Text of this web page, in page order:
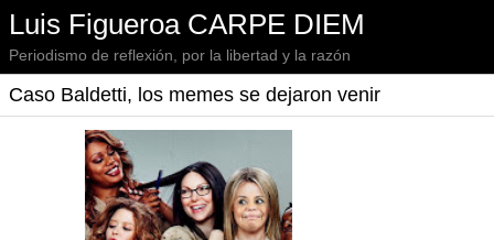
Luis Figueroa CARPE DIEM
Periodismo de reflexión, por la libertad y la razón
Caso Baldetti, los memes se dejaron venir